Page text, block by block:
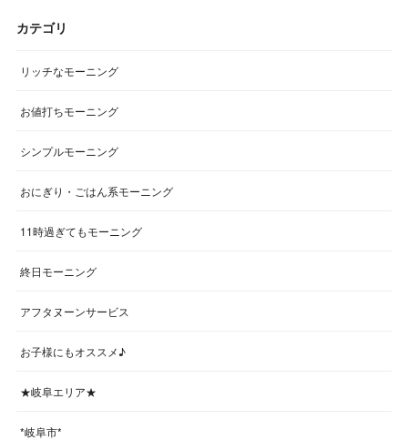
カテゴリ
リッチなモーニング
お値打ちモーニング
シンプルモーニング
おにぎり・ごはん系モーニング
11時過ぎてもモーニング
終日モーニング
アフタヌーンサービス
お子様にもオススメ♪
★岐阜エリア★
*岐阜市*